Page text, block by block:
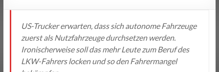
US-Trucker erwarten, dass sich autonome Fahrzeuge
zuerst als Nutzfahrzeuge durchsetzen werden.
Ironischerweise soll das mehr Leute zum Beruf des
LKW-Fahrers locken und so den Fahrermangel